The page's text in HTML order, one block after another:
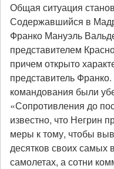
Общая ситуация
Содержавшийся в
Франко Мануэль
представителем
причем открыто
представитель
командования были
«Сопротивления до
известно, что Негрин
меры к тому, чтобы
десятков своих
самолетах, а сотни